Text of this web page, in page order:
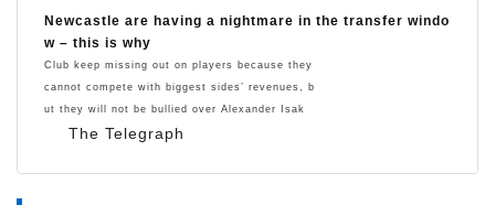
The Telegraph
Newcastle are having a nightmare in the transfer windo
w – this is why
Club keep missing out on players because they
cannot compete with biggest sides’ revenues, b
ut they will not be bullied over Alexander Isak